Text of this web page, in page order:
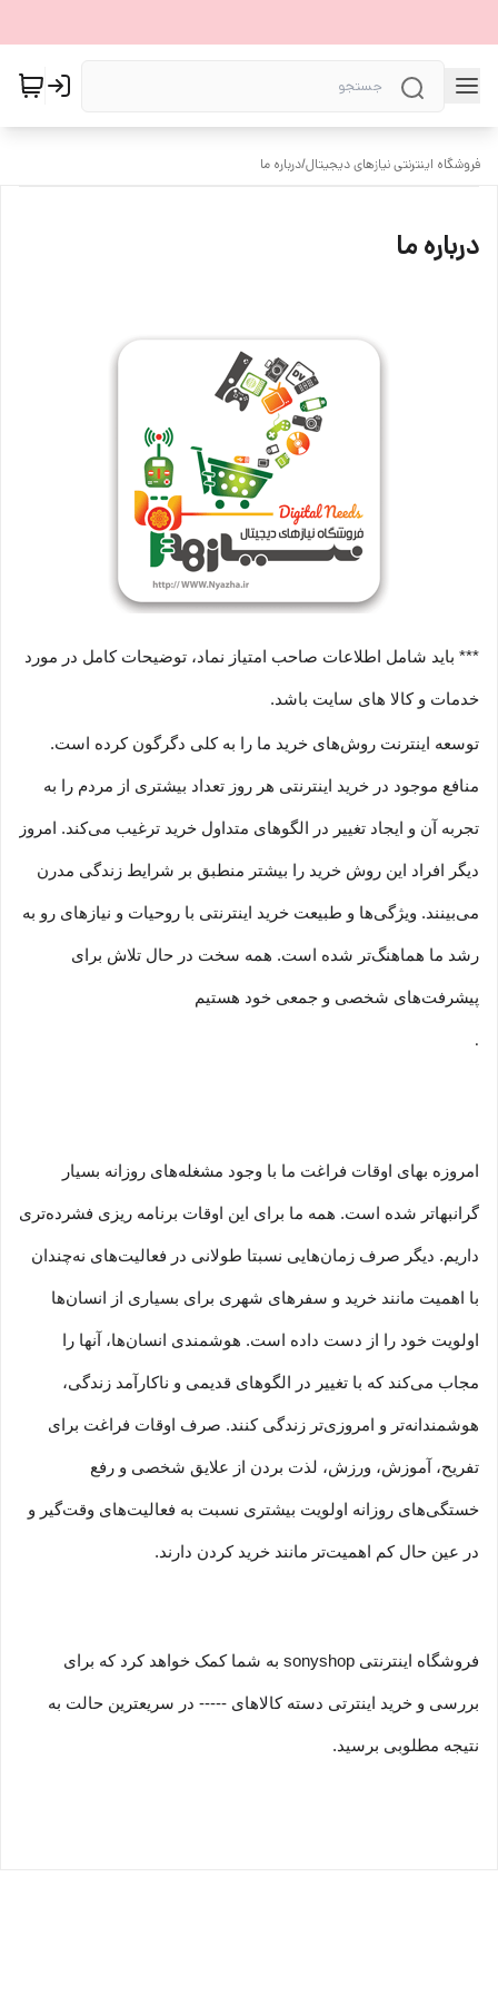
فروشگاه اینترنتی نیازهای دیجیتال/درباره ما
درباره ما
*** باید شامل اطلاعات صاحب امتیاز نماد، توضیحات کامل در مورد
خدمات و کالا های سایت باشد.
توسعه اینترنت روش‌های خرید ما را به کلی دگرگون کرده است.
منافع موجود در خرید اینترنتی هر روز تعداد بیشتری از مردم را به
تجربه آن و ایجاد تغییر در الگوهای متداول خرید ترغیب می‏‌کند. امروز
دیگر افراد این روش خرید را بیشتر منطبق بر شرایط زندگی مدرن
می‏‏‏‌بینند. ویژگی‏‏‏‌ها و طبیعت خرید اینترنتی با روحیات و نیازهای رو به
رشد ما هماهنگ‏‏‌تر شده است. همه سخت در حال تلاش برای
پیشرفت‏‏‌های شخصی و جمعی خود هستیم
.
امروزه بهای اوقات فراغت ما با وجود مشغله‏‌های روزانه بسیار
گرانبها‌تر شده است. همه ما برای این اوقات برنامه ریزی فشرده‏‌تری
داریم. دیگر صرف زمان‌هایی نسبتا طولانی در فعالیت‏‌های نه‌چندان
با اهمیت مانند خرید و سفرهای شهری برای بسیاری از انسان‌ها
اولویت خود را از دست داده است. هوشمندی انسان‌ها، آنها را
مجاب می‏‌کند که با تغییر در الگوهای قدیمی و نا‏کارآمد زندگی،
هوشمندانه‏‌تر و امروزی‏‌تر زندگی کنند. صرف اوقات فراغت برای
تفریح، آموزش، ورزش، لذت بردن از علایق شخصی و رفع
خستگی‏‏‌های روزانه اولویت بیشتری نسبت به فعالیت‌‏‏‏های وقت‌گیر و
در عین حال کم اهمیت‏‏‏‌تر مانند خرید کردن دارند.
فروشگاه اینترنتی sonyshop به شما کمک خواهد کرد که برای
بررسی و خرید اینترتی دسته کالاهای ----- در سریعترین حالت به
نتیجه مطلوبی برسید.